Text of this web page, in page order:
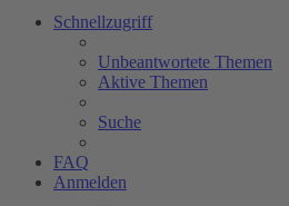
Schnellzugriff
Unbeantwortete Themen
Aktive Themen
Suche
FAQ
Anmelden